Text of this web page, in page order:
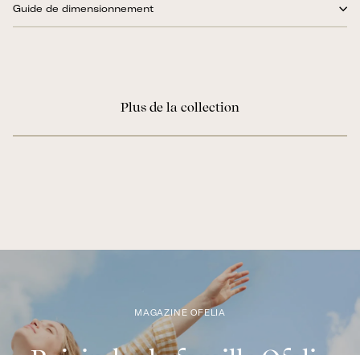
Guide de dimensionnement
Plus de la collection
MAGAZINE OFELIA